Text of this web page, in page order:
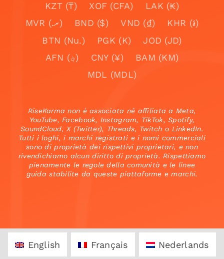
KZT (₸)
XOF (CFA)
LAK (₭)
MVR (.ރ)
BND ($) VND (₫)
KHR (៛)
BTN (Nu.)
PGK (K)
JOD (JD)
AFN (؋)
CNY (¥)
BAM (KM)
MDL (MDL)
RiseKarma non è associata né affiliata a Meta,
YouTube, Facebook, Instagram, TikTok, Spotify,
SoundCloud, X (Twitter), Threads, Twitch o LinkedIn.
Tutti i loghi, i marchi registrati e i nomi commerciali
sono di proprietà dei rispettivi proprietari, e non
rivendichiamo alcun diritto di proprietà. Rispettiamo
pienamente le regole della comunità e le linee
guida stabilite da queste piattaforme e marchi.
English Français Nederlands